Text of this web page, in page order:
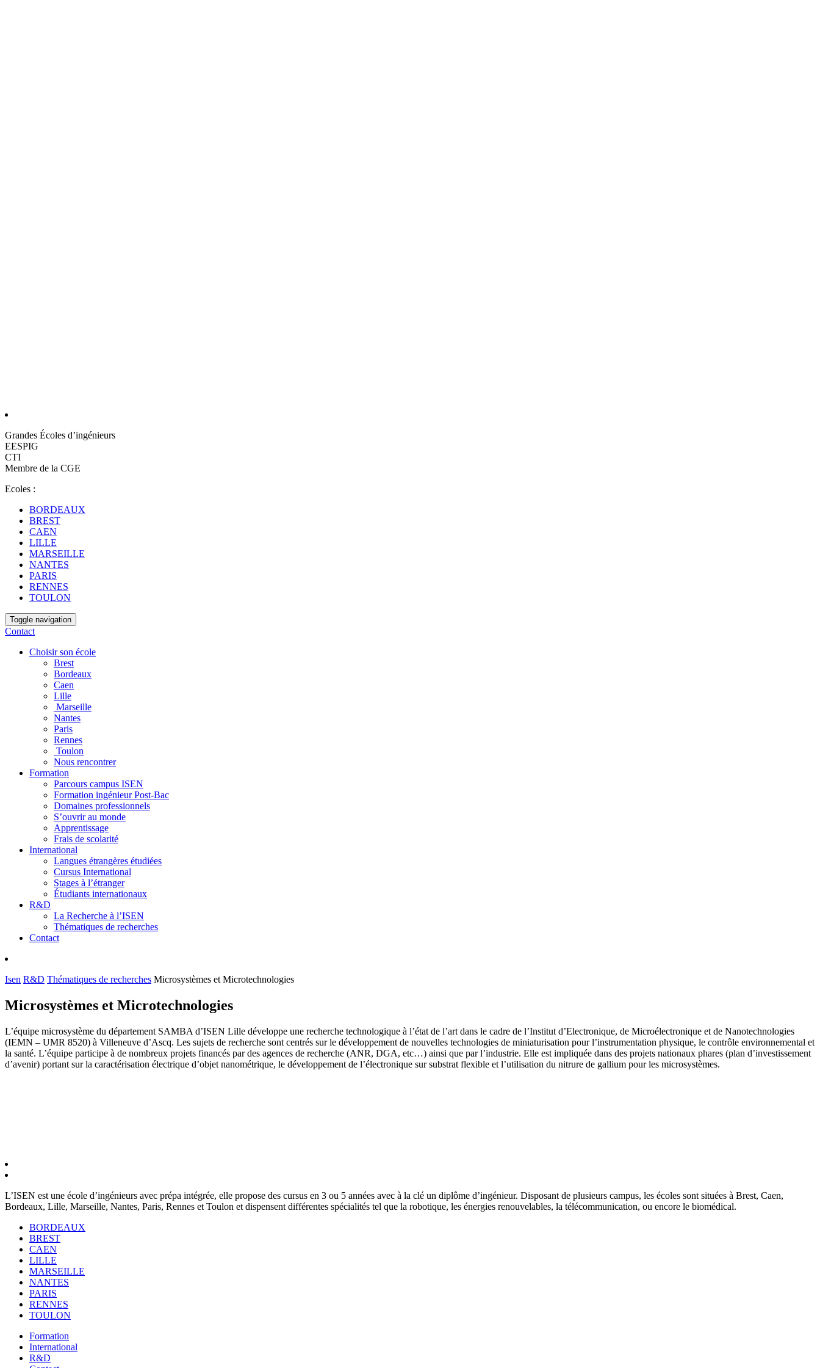
Grandes Écoles d’ingénieurs
EESPIG
CTI
Membre de la CGE
Ecoles :
BORDEAUX
BREST
CAEN
LILLE
MARSEILLE
NANTES
PARIS
RENNES
TOULON
Toggle navigation
Contact
Choisir son école
Brest
Bordeaux
Caen
Lille
Marseille
Nantes
Paris
Rennes
Toulon
Nous rencontrer
Formation
Parcours campus ISEN
Formation ingénieur Post-Bac
Domaines professionnels
S’ouvrir au monde
Apprentissage
Frais de scolarité
International
Langues étrangères étudiées
Cursus International
Stages à l’étranger
Étudiants internationaux
R&D
La Recherche à l’ISEN
Thématiques de recherches
Contact
Isen R&D Thématiques de recherches Microsystèmes et Microtechnologies
Microsystèmes et Microtechnologies
L’équipe microsystème du département SAMBA d’ISEN Lille développe une recherche technologique à l’état de l’art dans le cadre de l’Institut d’Electronique, de Microélectronique et de Nanotechnologies
(IEMN – UMR 8520) à Villeneuve d’Ascq. Les sujets de recherche sont centrés sur le développement de nouvelles technologies de miniaturisation pour l’instrumentation physique, le contrôle environnemental et
la santé. L’équipe participe à de nombreux projets financés par des agences de recherche (ANR, DGA, etc…) ainsi que par l’industrie. Elle est impliquée dans des projets nationaux phares (plan d’investissement
d’avenir) portant sur la caractérisation électrique d’objet nanométrique, le développement de l’électronique sur substrat flexible et l’utilisation du nitrure de gallium pour les microsystèmes.
L’ISEN est une école d’ingénieurs avec prépa intégrée, elle propose des cursus en 3 ou 5 années avec à la clé un diplôme d’ingénieur. Disposant de plusieurs campus, les écoles sont situées à Brest, Caen,
Bordeaux, Lille, Marseille, Nantes, Paris, Rennes et Toulon et dispensent différentes spécialités tel que la robotique, les énergies renouvelables, la télécommunication, ou encore le biomédical.
BORDEAUX
BREST
CAEN
LILLE
MARSEILLE
NANTES
PARIS
RENNES
TOULON
Formation
International
R&D